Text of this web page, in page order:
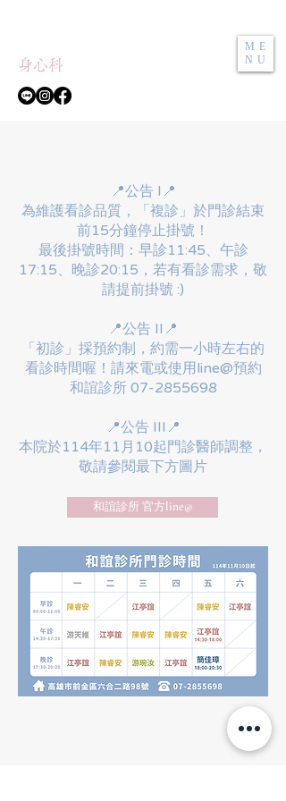
身心科
ME
NU
📍公告 I📍
為維護看診品質，「複診」於門診結束
前15分鐘停止掛號！
最後掛號時間：早診11:45、午診
17:15、晚診20:15，若有看診需求，敬
請提前掛號 :)
📍公告 II📍
「初診」採預約制，約需一小時左右的
看診時間喔！請來電或使用line@預約
​​和誼診所 07-2855698
📍公告 III📍
​本院於114年11月10起門診醫師調整，
敬請參閱最下方圖片
和誼診所 官方line@